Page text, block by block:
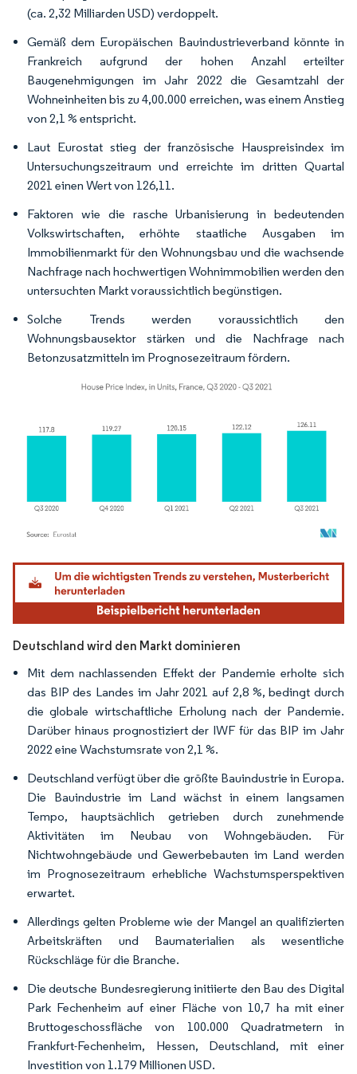
(ca. 2,32 Milliarden USD) verdoppelt.
Gemäß dem Europäischen Bauindustrieverband könnte in
Frankreich aufgrund der hohen Anzahl erteilter
Baugenehmigungen im Jahr 2022 die Gesamtzahl der
Wohneinheiten bis zu 4,00.000 erreichen, was einem Anstieg
von 2,1 % entspricht.
Laut Eurostat stieg der französische Hauspreisindex im
Untersuchungszeitraum und erreichte im dritten Quartal
2021 einen Wert von 126,11.
Faktoren wie die rasche Urbanisierung in bedeutenden
Volkswirtschaften, erhöhte staatliche Ausgaben im
Immobilienmarkt für den Wohnungsbau und die wachsende
Nachfrage nach hochwertigen Wohnimmobilien werden den
untersuchten Markt voraussichtlich begünstigen.
Solche Trends werden voraussichtlich den
Wohnungsbausektor stärken und die Nachfrage nach
Betonzusatzmitteln im Prognosezeitraum fördern.
Bild © Mordor Intelligence. Wiederverwendung erfordert Namensnennung gemäß
Deutschland wird den Markt dominieren
Mit dem nachlassenden Effekt der Pandemie erholte sich
das BIP des Landes im Jahr 2021 auf 2,8 %, bedingt durch
die globale wirtschaftliche Erholung nach der Pandemie.
Darüber hinaus prognostiziert der IWF für das BIP im Jahr
2022 eine Wachstumsrate von 2,1 %.
Deutschland verfügt über die größte Bauindustrie in Europa.
Die Bauindustrie im Land wächst in einem langsamen
Tempo, hauptsächlich getrieben durch zunehmende
Aktivitäten im Neubau von Wohngebäuden. Für
Nichtwohngebäude und Gewerbebauten im Land werden
im Prognosezeitraum erhebliche Wachstumsperspektiven
erwartet.
Allerdings gelten Probleme wie der Mangel an qualifizierten
Arbeitskräften und Baumaterialien als wesentliche
Rückschläge für die Branche.
Die deutsche Bundesregierung initiierte den Bau des Digital
Park Fechenheim auf einer Fläche von 10,7 ha mit einer
Bruttogeschossfläche von 100.000 Quadratmetern in
Frankfurt-Fechenheim, Hessen, Deutschland, mit einer
Investition von 1.179 Millionen USD.